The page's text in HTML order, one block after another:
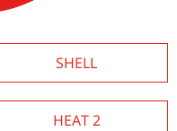
SHELL
HEAT 2